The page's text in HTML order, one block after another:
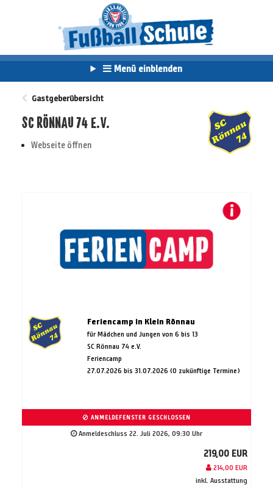
Menü einblenden
Gastgeberübersicht
SC RÖNNAU 74 E.V.
Webseite öffnen
Feriencamp in Klein Rönnau
für Mädchen und Jungen von 6 bis 13
SC Rönnau 74 e.V.
Feriencamp
27.07.2026 bis 31.07.2026 (0 zukünftige Termine)
ANMELDEFENSTER GESCHLOSSEN
Anmeldeschluss 22. Juli 2026, 09:30 Uhr
219,00 EUR
214,00 EUR
inkl. Ausstattung